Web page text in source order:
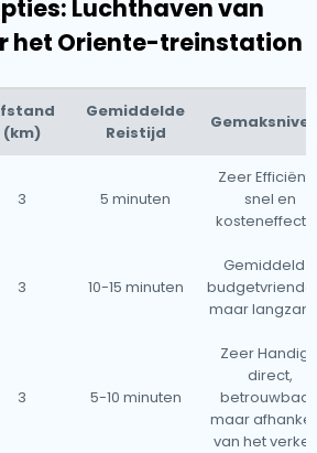
pulserende energie en
biedt Lissabon een
de oude steegjes van
nachten van Bairro Alto
boeiend avontuur doordrenkt
Luchthaven van
het Oriente-treinstation
(km)
Gemiddelde
Reistijd
3 5 minuten
Zeer Efficiënt
snel en
3 10-15 minuten
Gemiddeld -
maar
3 5-10 minuten
Zeer Handig
direct,
maar
van het